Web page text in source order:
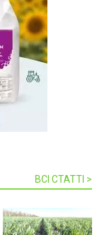
ВСІ СТАТТІ >